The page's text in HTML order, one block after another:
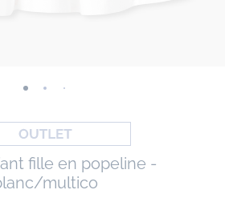
-
01 02 03
fille en popeline -
multico